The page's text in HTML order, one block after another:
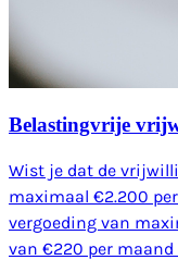
Belastingvrije
Wist je dat de
maximaal €2.200
vergoeding van
van €220 per maand